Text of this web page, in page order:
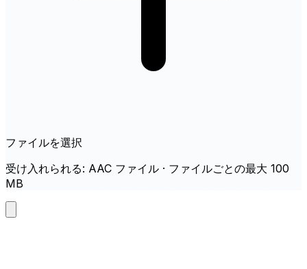
ファイルを選択
受け入れられる: AAC ファイル · ファイルごとの最大 100
MB